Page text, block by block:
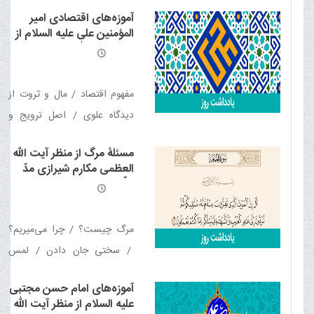
آموزه‌های اقتصادی امیر
المؤمنین علی علیه السلام از
منظر آیت الله العظمی مکارم
مفهوم اقتصاد / مال و ثروت از
دیدگاه علوی / اصل ترویج و
ثروت و سرمایه / تشویق به
تولید / سرمایه گذاری برای تولید
ضروریات زندگی مردم / ایجاد
مسئلۀ مرگ از منظر آیت الله
العظمی مکارم شیرازی مدّ
ظلّه العالی
مرگ چیست؟ / چرا می‌میریم؟
/ سختی جان دادن / لمس
مرگ! / آخر خط
آموزه‌های امام حسن مجتبی
علیه السلام از منظر آیت الله